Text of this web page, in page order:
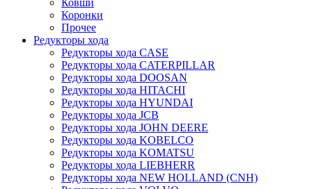
Ковши
Коронки
Прочее
Редукторы хода
Редукторы хода CASE
Редукторы хода CATERPILLAR
Редукторы хода DOOSAN
Редукторы хода HITACHI
Редукторы хода HYUNDAI
Редукторы хода JCB
Редукторы хода JOHN DEERE
Редукторы хода KOBELCO
Редукторы хода KOMATSU
Редукторы хода LIEBHERR
Редукторы хода NEW HOLLAND (CNH)